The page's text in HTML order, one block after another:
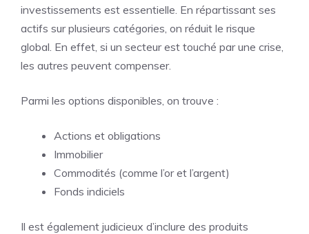
investissements est essentielle. En répartissant ses
actifs sur plusieurs catégories, on réduit le risque
global. En effet, si un secteur est touché par une crise,
les autres peuvent compenser.
Parmi les options disponibles, on trouve :
Actions et obligations
Immobilier
Commodités (comme l’or et l’argent)
Fonds indiciels
Il est également judicieux d’inclure des produits